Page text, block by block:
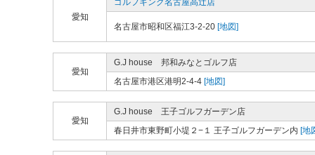
愛知
ゴルフキング名古屋高辻店
名古屋市昭和区福江3-2-20 [地図]
愛知
G.J house 邦和みなとゴルフ店
名古屋市港区港明2-4-4 [地図]
愛知
G.J house 王子ゴルフガーデン店
春日井市東野町小堤２−１ 王子ゴルフガーデン内 [地